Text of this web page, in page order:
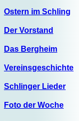
Ostern im Schling
Der Vorstand
Das Bergheim
Vereinsgeschichte
Schlinger Lieder
Foto der Woche